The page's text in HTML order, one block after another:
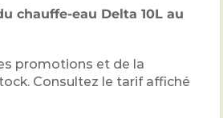
chauffe-eau Delta 10L au
promotions et de la
Consultez le tarif affiché